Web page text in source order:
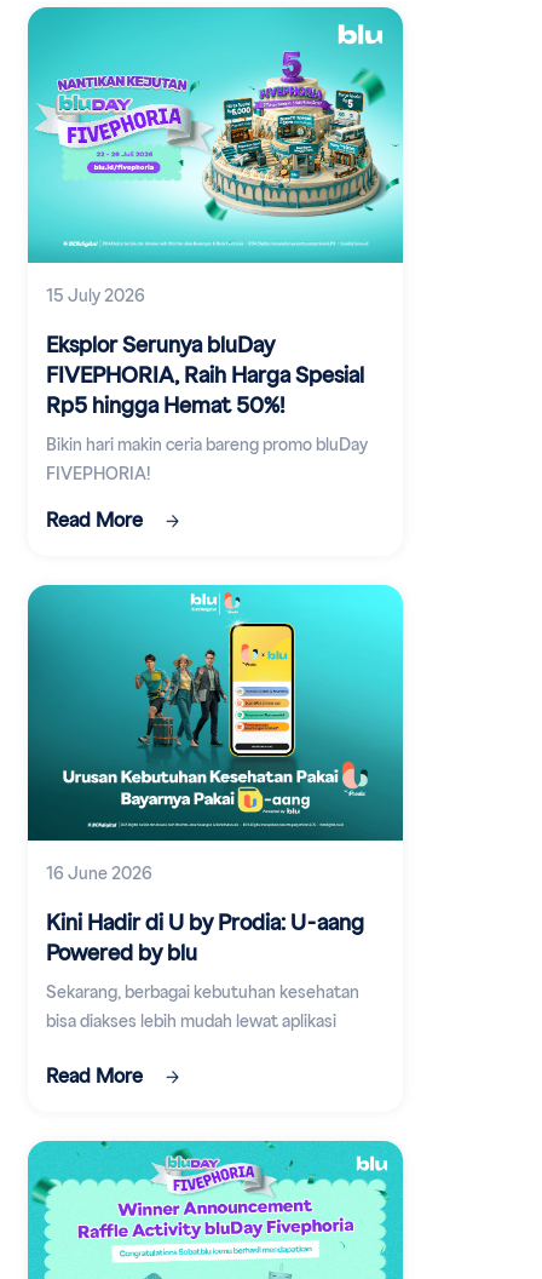
15 July 2026
Eksplor Serunya bluDay
FIVEPHORIA, Raih Harga Spesial
Rp5 hingga Hemat 50%!
Bikin hari makin ceria bareng promo bluDay
FIVEPHORIA!
Read More
16 June 2026
Kini Hadir di U by Prodia: U-aang
Powered by blu
Sekarang, berbagai kebutuhan kesehatan
bisa diakses lebih mudah lewat aplikasi
Read More